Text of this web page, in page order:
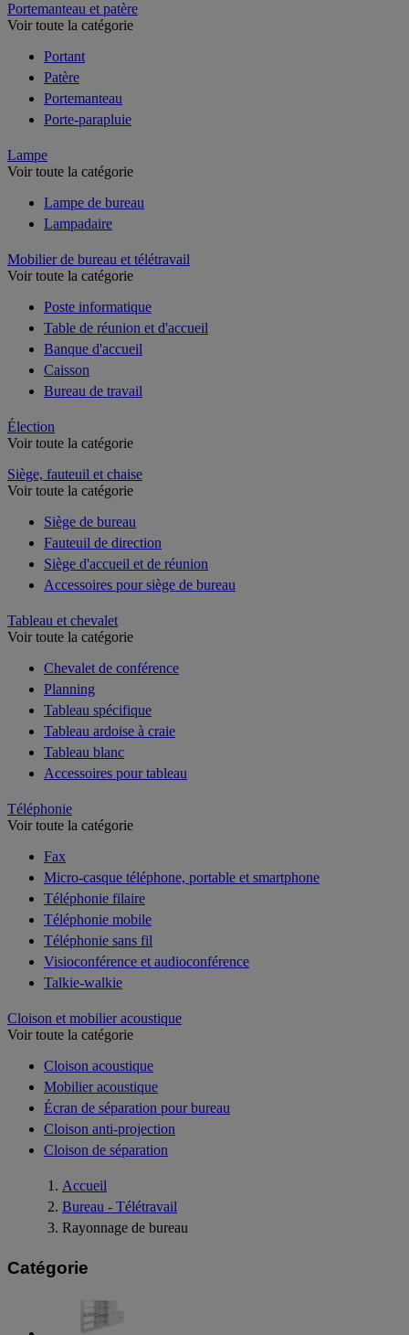
Portemanteau et patère
Voir toute la catégorie
Portant
Patère
Portemanteau
Porte-parapluie
Lampe
Voir toute la catégorie
Lampe de bureau
Lampadaire
Mobilier de bureau et télétravail
Voir toute la catégorie
Poste informatique
Table de réunion et d'accueil
Banque d'accueil
Caisson
Bureau de travail
Élection
Voir toute la catégorie
Siège, fauteuil et chaise
Voir toute la catégorie
Siège de bureau
Fauteuil de direction
Siège d'accueil et de réunion
Accessoires pour siège de bureau
Tableau et chevalet
Voir toute la catégorie
Chevalet de conférence
Planning
Tableau spécifique
Tableau ardoise à craie
Tableau blanc
Accessoires pour tableau
Téléphonie
Voir toute la catégorie
Fax
Micro-casque téléphone, portable et smartphone
Téléphonie filaire
Téléphonie mobile
Téléphonie sans fil
Visioconférence et audioconférence
Talkie-walkie
Cloison et mobilier acoustique
Voir toute la catégorie
Cloison acoustique
Mobilier acoustique
Écran de séparation pour bureau
Cloison anti-projection
Cloison de séparation
Accueil
Bureau - Télétravail
Rayonnage de bureau
Catégorie